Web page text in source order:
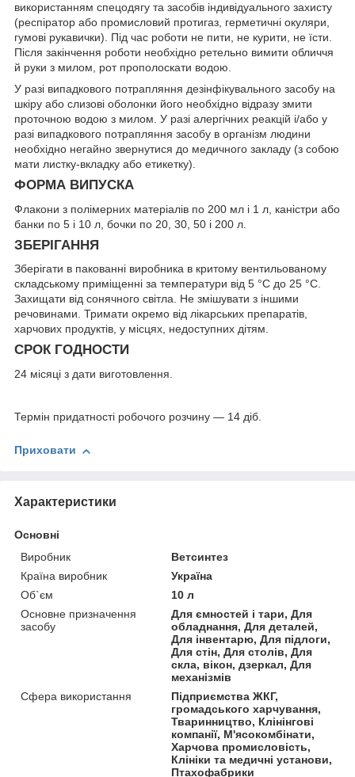
використанням спецодягу та засобів індивідуального захисту
(респіратор або промисловий протигаз, герметичні окуляри,
гумові рукавички). Під час роботи не пити, не курити, не їсти.
Після закінчення роботи необхідно ретельно вимити обличчя
й руки з милом, рот прополоскати водою.
У разі випадкового потрапляння дезінфікувального засобу на
шкіру або слизові оболонки його необхідно відразу змити
проточною водою з милом. У разі алергічних реакцій і/або у
разі випадкового потрапляння засобу в організм людини
необхідно негайно звернутися до медичного закладу (з собою
мати листку-вкладку або етикетку).
ФОРМА ВИПУСКА
Флакони з полімерних матеріалів по 200 мл і 1 л, каністри або
банки по 5 і 10 л, бочки по 20, 30, 50 і 200 л.
ЗБЕРІГАННЯ
Зберігати в пакованні виробника в критому вентильованому
складському приміщенні за температури від 5 °C до 25 °C.
Захищати від сонячного світла. Не змішувати з іншими
речовинами. Тримати окремо від лікарських препаратів,
харчових продуктів, у місцях, недоступних дітям.
СРОК ГОДНОСТИ
24 місяці з дати виготовлення.
Термін придатності робочого розчину — 14 діб.
Приховати
Характеристики
Основні
Виробник
Ветсинтез
Країна виробник
Україна
Об`єм
10 л
Основне призначення
засобу
Для ємностей і тари, Для
обладнання, Для деталей,
Для інвентарю, Для підлоги,
Для стін, Для столів, Для
скла, вікон, дзеркал, Для
механізмів
Сфера використання
Підприємства ЖКГ,
громадського харчування,
Тваринництво, Клінінгові
компанії, М'ясокомбінати,
Харчова промисловість,
Клініки та медичні установи,
Птахофабрики